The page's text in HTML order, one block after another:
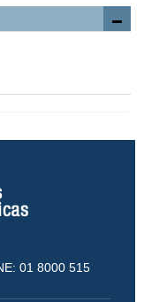
01 8000 515